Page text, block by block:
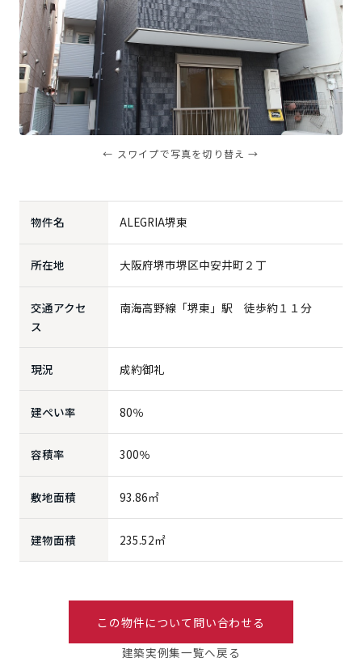
← スワイプで写真を切り替え →
物件名 ALEGRIA堺東
所在地 大阪府堺市堺区中安井町２丁
交通アクセ
ス
南海高野線「堺東」駅 徒歩約１１分
現況 成約御礼
建ぺい率 80％
容積率 300％
敷地面積 93.86㎡
建物面積 235.52㎡
この物件について問い合わせる
建築実例集一覧へ戻る